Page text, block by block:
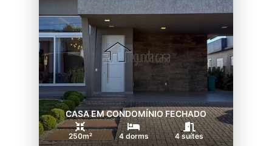
CASA EM CONDOMÍNIO FECHADO
250m² 4 dorms 4 suítes